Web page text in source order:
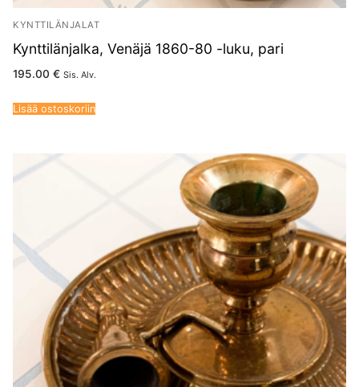
KYNTTILÄNJALAT
Kynttilänjalka, Venäjä 1860-80 -luku, pari
195.00 € Sis. Alv.
Lisää ostoskoriin